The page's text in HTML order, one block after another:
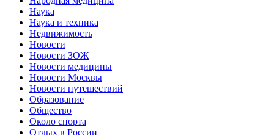
Наука
Наука и техника
Недвижимость
Новости
Новости ЗОЖ
Новости медицины
Новости Москвы
Новости путешествий
Образование
Общество
Около спорта
Отдых в России